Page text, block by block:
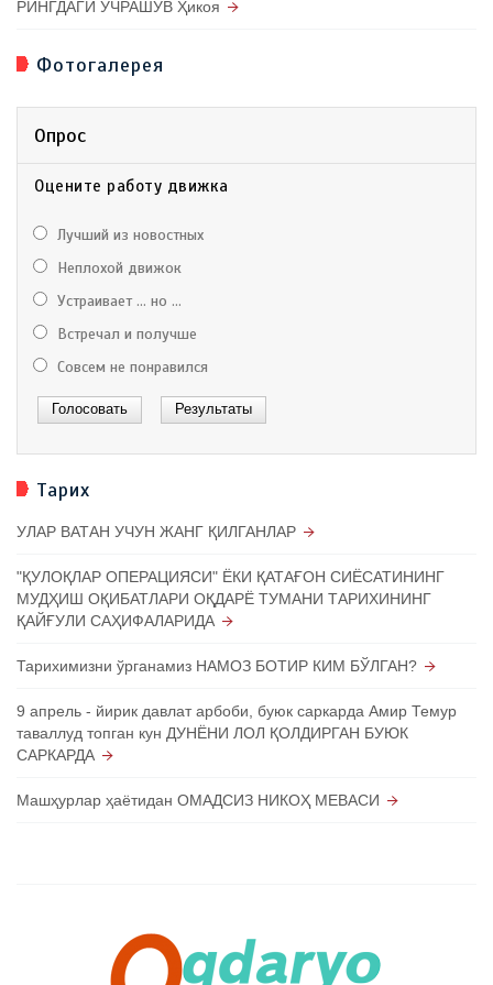
РИНГДАГИ УЧРАШУВ Ҳикоя
Фотогалерея
Опрос
Оцените работу движка
Лучший из новостных
Неплохой движок
Устраивает ... но ...
Встречал и получше
Совсем не понравился
Тарих
УЛАР ВАТАН УЧУН ЖАНГ ҚИЛГАНЛАР
"ҚУЛОҚЛАР ОПЕРАЦИЯСИ" ЁКИ ҚАТАҒОН СИЁСАТИНИНГ
МУДҲИШ ОҚИБАТЛАРИ ОҚДАРЁ ТУМАНИ ТАРИХИНИНГ
ҚАЙҒУЛИ САҲИФАЛАРИДА
Тарихимизни ўрганамиз НАМОЗ БОТИР КИМ БЎЛГАН?
9 апрель - йирик давлат арбоби, буюк саркарда Амир Темур
таваллуд топган кун ДУНЁНИ ЛОЛ ҚОЛДИРГАН БУЮК
САРКАРДА
Машҳурлар ҳаётидан ОМАДСИЗ НИКОҲ МЕВАСИ